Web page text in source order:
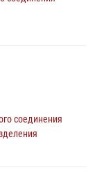
Росгвардии
соединения